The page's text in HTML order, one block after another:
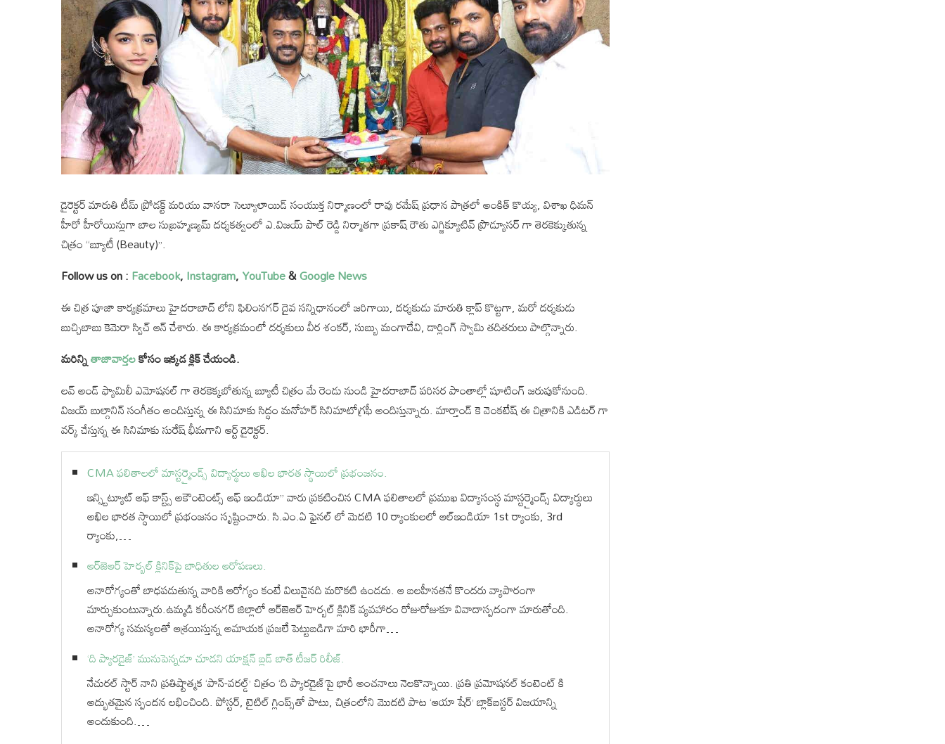
డైరెక్టర్ మారుతి టీమ్ ప్రోడక్ట్ మరియు వానరా సెల్యూలాయిడ్ సంయుక్త నిర్మాణంలో రావు రమేష్ ప్రధాన పాత్రలో అంకిత్ కొయ్య, విశాఖ ధిమన్
హీరో హీరోయిన్లుగా బాల సుబ్రహ్మణ్యమ్ దర్శకత్వంలో ఎ.విజయ్ పాల్ రెడ్డి నిర్మాతగా ప్రకాష్ రౌతు ఎగ్జిక్యూటివ్ ప్రొడ్యూసర్ గా తెరకెక్కుతున్న
చిత్రం “బ్యూటీ (Beauty)”.
Follow us on :Facebook,Instagram,YouTube&Google News
ఈ చిత్ర పూజా కార్యక్రమాలు హైదరాబాద్ లోని ఫిలింనగర్ దైవ సన్నిధానంలో జరిగాయి, దర్శకుడు మారుతి క్లాప్ కొట్టగా, మరో దర్శకుడు
బుచ్చిబాబు కెమెరా స్విచ్ ఆన్ చేశారు. ఈ కార్యక్రమంలో దర్శకులు వీర శంకర్, సుబ్బు మంగాదేవి, డార్లింగ్ స్వామి తదితరులు పాల్గొన్నారు.
మరిన్నితాజావార్తలకోసం ఇక్కడ క్లిక్ చేయండి.
లవ్ అండ్ ఫ్యామిలీ ఎమోషనల్ గా తెరకెక్కబోతున్న బ్యూటీ చిత్రం మే రెండు నుండి హైదరాబాద్ పరిసర పాంతాల్లో షూటింగ్ జరుపుకోనుంది.
విజయ్ బుల్గానిన్ సంగీతం అందిస్తున్న ఈ సినిమాకు సిద్ధం మనోహర్ సినిమాటోగ్రఫీ అందిస్తున్నారు. మార్తాండ్ కె వెంకటేష్ ఈ చిత్రానికి ఎడిటర్ గా
వర్క్ చేస్తున్న ఈ సినిమాకు సురేష్ భీమగాని ఆర్ట్ డైరెక్టర్.
CMA ఫలితాలలో మాస్టర్మైండ్స్ విద్యార్థులు అఖిల భారత స్థాయిలో ప్రభంజనం.
ఇన్స్టిట్యూట్ ఆఫ్ కాస్ట్స్ అకౌంటెంట్స్ ఆఫ్ ఇండియా” వారు ప్రకటించిన CMA ఫలితాలలో ప్రముఖ విద్యాసంస్థ మాస్టర్మైండ్స్ విద్యార్థులు
అఖిల భారత స్థాయిలో ప్రభంజనం సృష్టించారు. సి.ఎం.ఏ ఫైనల్ లో మెదటి 10 ర్యాంకులలో ఆల్ఇండియా 1st ర్యాంకు, 3rd
ర్యాంకు,…
ఆర్‌జెఆర్ హెర్బల్ క్లినిక్‌పై బాధితుల ఆరోపణలు.
అనారోగ్యంతో బాధపడుతున్న వారికి ఆరోగ్యం కంటే విలువైనది మరొకటి ఉండదు. ఆ బలహీనతనే కొందరు వ్యాపారంగా
మార్చుకుంటున్నారు.ఉమ్మడి కరీంనగర్ జిల్లాలో ఆర్‌జెఆర్ హెర్బల్ క్లినిక్ వ్యవహారం రోజురోజుకూ వివాదాస్పదంగా మారుతోంది.
అనారోగ్య సమస్యలతో ఆశ్రయిస్తున్న అమాయక ప్రజలే పెట్టుబడిగా మారి భారీగా…
‘ది ప్యారడైజ్’ మునుపెన్నడూ చూడని యాక్షన్ బ్లడ్ బాత్ టీజర్ రిలీజ్.
నేచురల్ స్టార్ నాని ప్రతిష్టాత్మక ‘పాన్-వరల్డ్’ చిత్రం ‘ది ప్యారడైజ్’పై భారీ అంచనాలు నెలకొన్నాయి. ప్రతి ప్రమోషనల్ కంటెంట్ కి
అద్భుతమైన స్పందన లభించింది. పోస్టర్, టైటిల్ గ్లింప్స్‌తో పాటు, చిత్రంలోని మొదటి పాట ‘ఆయా షేర్’ బ్లాక్‌బస్టర్ విజయాన్ని
అందుకుంది.…